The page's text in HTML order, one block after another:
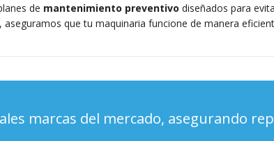
de mantenimiento preventivo diseñados para
que tu maquinaria funcione de manera
marcas del mercado, asegurando